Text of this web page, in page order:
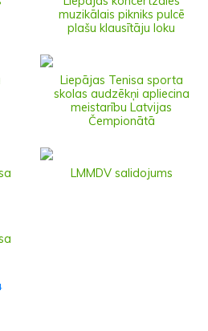
muzikālais pikniks pulcē
plašu klausītāju loku
Liepājas Tenisa sporta
skolas audzēkņi apliecina
meistarību Latvijas
Čempionātā
LMMDV salidojums